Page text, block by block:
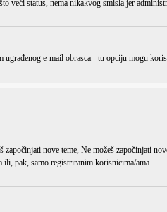
veći status, nema nikakvog smisla jer
e-mail obrasca - tu opciju mogu
započinjati nove teme, Ne možeš započinjati
pak, samo registriranim korisnicima/ama.